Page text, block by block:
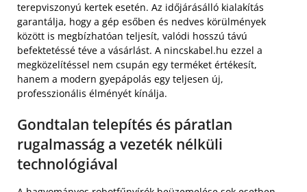
terepviszonyú kertek esetén. Az időjárásálló kialakítás
garantálja, hogy a gép esőben és nedves körülmények
között is megbízhatóan teljesít, valódi hosszú távú
befektetéssé téve a vásárlást. A nincskabel.hu ezzel a
megközelítéssel nem csupán egy terméket értékesít,
hanem a modern gyepápolás egy teljesen új,
professzionális élményét kínálja.
Gondtalan telepítés és páratlan
rugalmasság a vezeték nélküli
technológiával